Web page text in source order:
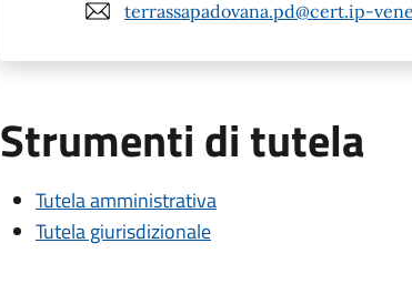
terrassapadovana.pd@cert.ip-
Strumenti di tutela
Tutela amministrativa
Tutela giurisdizionale